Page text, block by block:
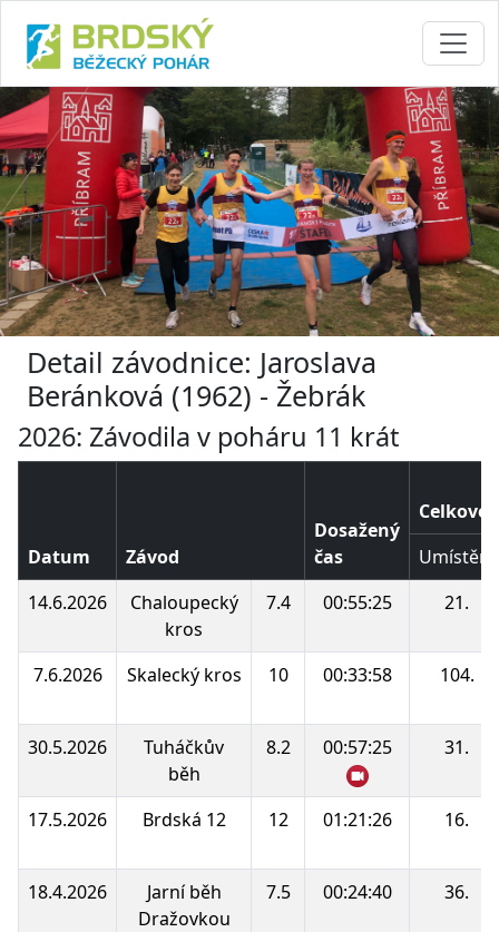
Detail závodnice: Jaroslava
Beránková (1962) - Žebrák
2026: Závodila v poháru 11 krát
Datum Závod
Dosažený
čas
Celkové
Umístění
14.6.2026
Chaloupecký
kros
7.4 00:55:25 21.
7.6.2026 Skalecký kros 10 00:33:58 104.
30.5.2026
Tuháčkův
běh
8.2 00:57:25 31.
17.5.2026 Brdská 12 12 01:21:26 16.
18.4.2026
Jarní běh
Dražovkou
7.5 00:24:40 36.